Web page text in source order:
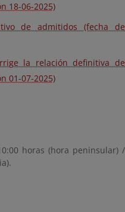
18-06-2025)
de admitidos (fecha de
la relación definitiva de
01-07-2025)
horas (hora peninsular) /